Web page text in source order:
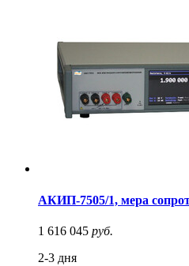
АКИП-7505/1, мера
1 616 045 руб.
2-3 дня